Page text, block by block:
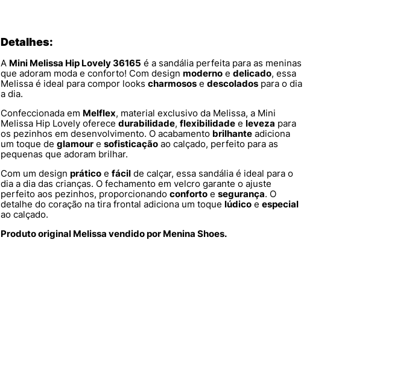
Detalhes:
A Mini Melissa Hip Lovely 36165 é a sandália perfeita para as meninas
que adoram moda e conforto! Com design moderno e delicado, essa
Melissa é ideal para compor looks charmosos e descolados para o dia
a dia.
Confeccionada em Melflex, material exclusivo da Melissa, a Mini
Melissa Hip Lovely oferece durabilidade, flexibilidade e leveza para
os pezinhos em desenvolvimento. O acabamento brilhante adiciona
um toque de glamour e sofisticação ao calçado, perfeito para as
pequenas que adoram brilhar.
Com um design prático e fácil de calçar, essa sandália é ideal para o
dia a dia das crianças. O fechamento em velcro garante o ajuste
perfeito aos pezinhos, proporcionando conforto e segurança. O
detalhe do coração na tira frontal adiciona um toque lúdico e especial
ao calçado.
Produto original Melissa vendido por Menina Shoes.